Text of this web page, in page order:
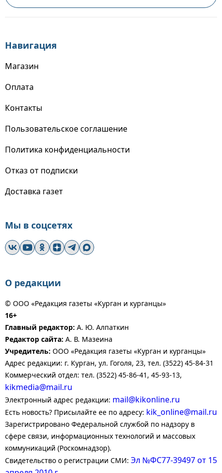
Навигация
Магазин
Оплата
Контакты
Пользовательское соглашение
Политика конфиденциальности
Отказ от подписки
Доставка газет
Мы в соцсетях
О редакции
© ООО «Редакция газеты «Курган и курганцы»
16+
Главный редактор: А. Ю. Алпаткин
Редактор сайта: А. В. Мазеина
Учредитель: ООО «Редакция газеты «Курган и курганцы»
Адрес редакции: г. Курган, ул. Гоголя, 23, тел. (3522) 45-84-31
Коммерческий отдел: тел. (3522) 45-86-41, 45-93-13,
kikmedia@mail.ru
Электронный адрес редакции: mail@kikonline.ru
Есть новость? Присылайте ее по адресу: kik_online@mail.ru
Зарегистрировано Федеральной службой по надзору в
сфере связи, информационных технологий и массовых
коммуникаций (Роскомнадзор).
Свидетельство о регистрации СМИ: Эл №ФС77-39497 от 15